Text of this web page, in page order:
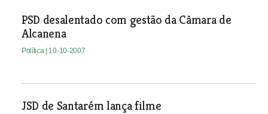
PSD desalentado com gestão da Câmara de
Alcanena
Política | 10-10-2007
JSD de Santarém lança filme